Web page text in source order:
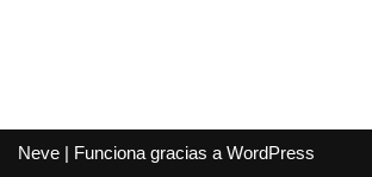
Neve | Funciona gracias a WordPress